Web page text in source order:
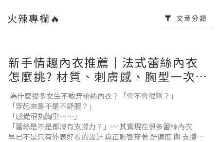
火辣專欄🔥 文章分類
新手情趣內衣推薦｜法式蕾絲內衣
怎麼挑? 材質、刺膚感、胸型一次看
懂
為什麼很多女生不敢穿蕾絲內衣？「會不會很刺？」
「穿起來是不是不舒服？」
「感覺很挑胸型⋯⋯」
「蕾絲是不是都沒有支撐力？」〰️ 其實現在很多蕾絲內衣
早已不是只有外表好看的設計 真正影響穿著 舒適度 與 支撐力